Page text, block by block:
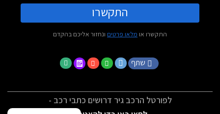
התקשרו
התקשרו או מלאו פרטים ונחזור אליכם בהקדם
שתף
לפורטל הרכב גיר דרושים כתבי רכב -